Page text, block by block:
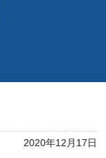
2020年12月17日